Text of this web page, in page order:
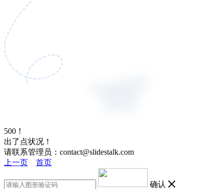
500！
出了点状况！
请联系管理员：contact@slidestalk.com
上一页
首页
确认